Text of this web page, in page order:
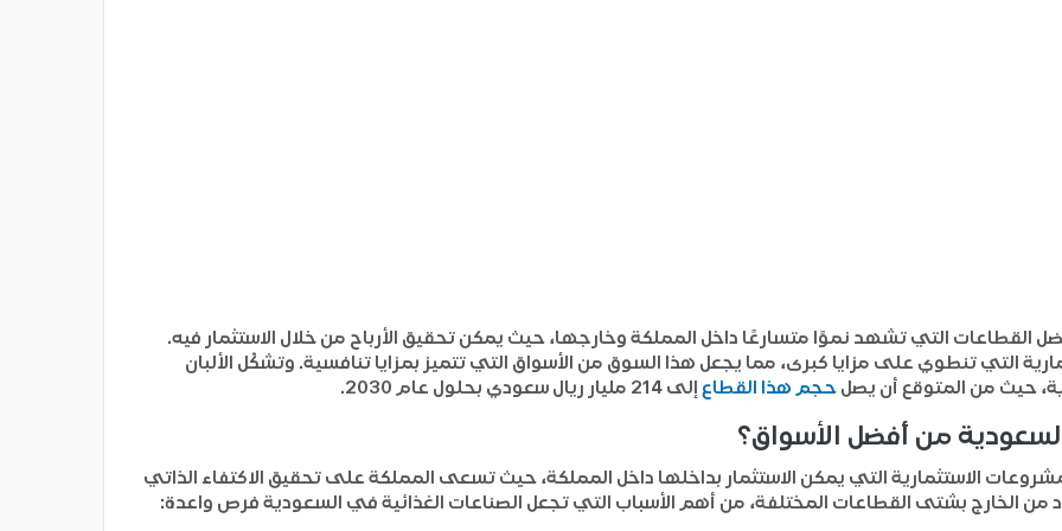
القطاعات التي تشهد نموًا متسارعًا داخل المملكة وخارجها، حيث يمكن تحقيق الأرباح من خلال الاستثمار فيه.
التي تنطوي على مزايا كبرى، مما يجعل هذا السوق من الأسواق التي تتميز بمزايا تنافسية. وتشكّل الألبان
حيث من المتوقع أن يصل حجم هذا القطاع إلى 214 مليار ريال سعودي بحلول عام 2030.
من أفضل الأسواق؟
الاستثمارية التي يمكن الاستثمار بداخلها داخل المملكة، حيث تسعى المملكة على تحقيق الاكتفاء الذاتي